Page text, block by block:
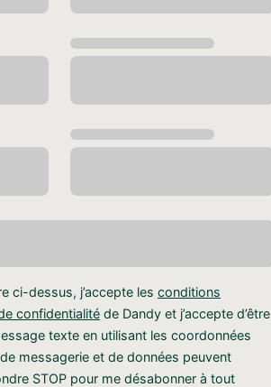
ci-dessus, j’accepte les conditions
confidentialité de Dandy et j’accepte d’être
texte en utilisant les coordonnées
messagerie et de données peuvent
STOP pour me désabonner à tout